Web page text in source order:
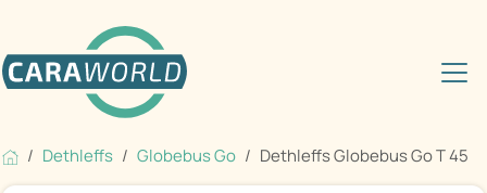
Dethleffs Globebus Go Dethleffs Globebus Go T 45